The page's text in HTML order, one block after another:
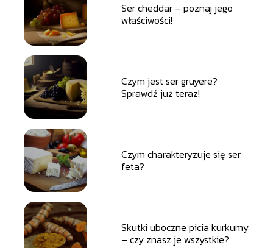
Ser cheddar – poznaj jego
właściwości!
Czym jest ser gruyere?
Sprawdź już teraz!
Czym charakteryzuje się ser
feta?
Skutki uboczne picia kurkumy
– czy znasz je wszystkie?